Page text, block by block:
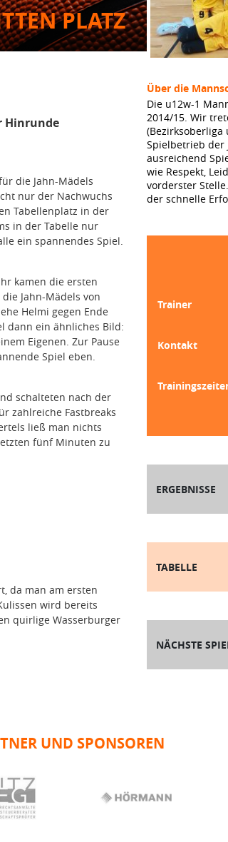
PLATZ
Hinrunde
die Jahn-Mädels
nur der Nachwuchs
Tabellenplatz in der
in der Tabelle nur
ein spannendes Spiel.
kamen die ersten
Jahn-Mädels von
Helmi gegen Ende
dann ein ähnliches Bild:
Eigenen. Zur Pause
Spiel eben.
schalteten nach der
zahlreiche Fastbreaks
ließ man nichts
fünf Minuten zu
da man am ersten
wird bereits
quirlige Wasserburger
Über die
Die u12w-1
2014/15. Wir
(Bezirksoberliga
Spielbetrieb der
ausreichend
wie Respekt,
vorderster
der schnelle
Trainer
Kontakt
ERGEBNISSE
TABELLE
NÄCHSTE
UND SPONSOREN